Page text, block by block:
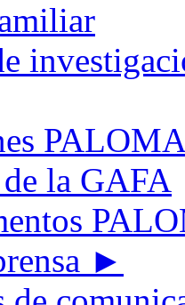
la GAFA
►